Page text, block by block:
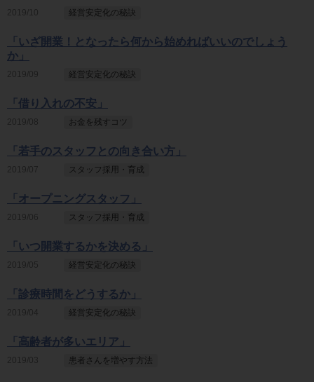
2019/10 経営安定化の秘訣
2019/09 経営安定化の秘訣
「いざ開業！となったら何から始めればいいのでしょう
か」
2019/08 お金を残すコツ
「借り入れの不安」
2019/07 スタッフ採用・育成
「若手のスタッフとの向き合い方」
2019/06 スタッフ採用・育成
「オープニングスタッフ」
2019/05 経営安定化の秘訣
「いつ開業するかを決める」
2019/04 経営安定化の秘訣
「診療時間をどうするか」
2019/03 患者さんを増やす方法
「高齢者が多いエリア」